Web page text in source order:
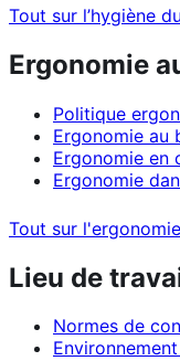
Tout sur l’hygiène
Ergonomie
Politique
Ergonomie au
Ergonomie en
Ergonomie
Tout sur
Lieu de
Normes de